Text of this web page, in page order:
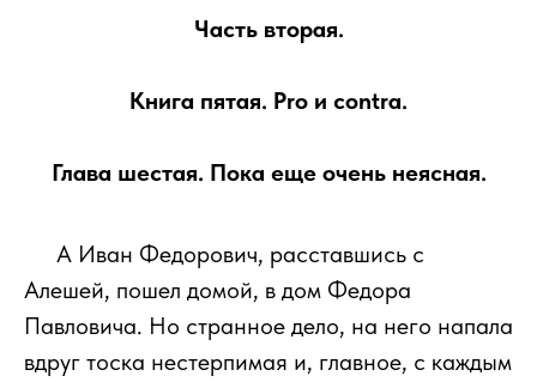
Часть вторая.
Книга пятая. Pro и contra.
Глава шестая. Пока еще очень неясная.
А Иван Федорович, расставшись с
Алешей, пошел домой, в дом Федора
Павловича. Но странное дело, на него напала
вдруг тоска нестерпимая и, главное, с каждым